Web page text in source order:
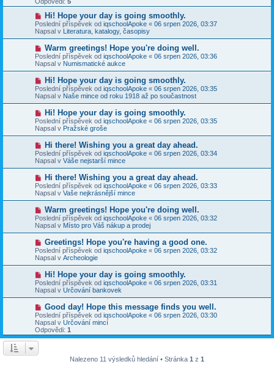
p
s
p
v
e
k
N
o
v
ý
p
í
s
p
v
e
k
Hi! Hope your day is going smoothly.
Poslední příspěvek od iqschoolApoke « 06 srpen 2026, 03:37
Napsal v Literatura, katalogy, časopisy
N
o
v
ý
p
í
s
p
v
e
k
Warm greetings! Hope you're doing well.
Poslední příspěvek od iqschoolApoke « 06 srpen 2026, 03:36
Napsal v Numismatické aukce
N
o
v
ý
p
í
s
p
v
e
k
Hi! Hope your day is going smoothly.
Poslední příspěvek od iqschoolApoke « 06 srpen 2026, 03:35
Napsal v Naše mince od roku 1918 až po součastnost
N
o
v
ý
p
í
s
p
v
e
k
Hi! Hope your day is going smoothly.
Poslední příspěvek od iqschoolApoke « 06 srpen 2026, 03:35
Napsal v Pražské groše
N
o
v
ý
p
í
s
p
ě
v
e
k
Hi there! Wishing you a great day ahead.
Poslední příspěvek od iqschoolApoke « 06 srpen 2026, 03:34
Napsal v Váše nejstarší mince
N
o
v
ý
p
í
s
p
ě
v
e
k
Hi there! Wishing you a great day ahead.
Poslední příspěvek od iqschoolApoke « 06 srpen 2026, 03:33
Napsal v Vaše nejkrásnější mince
N
o
v
ý
í
s
p
v
e
k
Warm greetings! Hope you're doing well.
Poslední příspěvek od iqschoolApoke « 06 srpen 2026, 03:32
Napsal v Místo pro Váš nákup a prodej
N
o
v
ý
p
í
s
p
ě
v
e
k
Greetings! Hope you're having a good one.
Poslední příspěvek od iqschoolApoke « 06 srpen 2026, 03:32
Napsal v Archeologie
N
o
v
ý
í
s
p
ě
Hi! Hope your day is going smoothly.
Poslední příspěvek od iqschoolApoke « 06 srpen 2026, 03:31
Napsal v Určování bankovek
N
o
v
ý
p
Good day! Hope this message finds you well.
Poslední příspěvek od iqschoolApoke « 06 srpen 2026, 03:30
Napsal v Určování mincí
Odpovědi: 1
Nalezeno 11 výsledků hledání • Stránka 1 z 1